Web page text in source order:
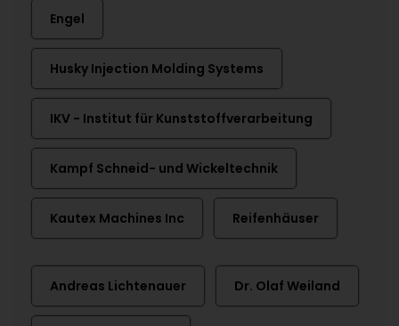
Engel
Husky Injection Molding Systems
IKV - Institut für Kunststoffverarbeitung
Kampf Schneid- und Wickeltechnik
Kautex Machines Inc Reifenhäuser
Andreas Lichtenauer Dr. Olaf Weiland